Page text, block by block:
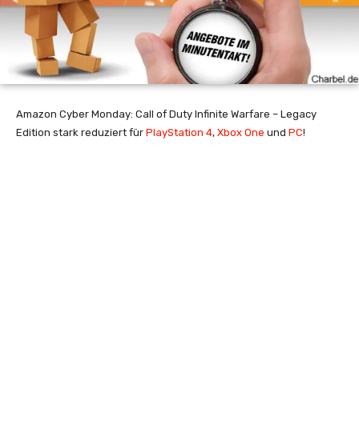
Amazon Cyber Monday: Call of Duty Infinite Warfare – Legacy
Edition stark reduziert für PlayStation 4, Xbox One und PC!